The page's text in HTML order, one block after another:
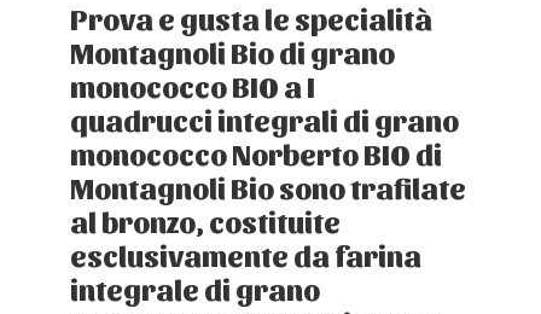
Prova e gusta le specialità
Montagnoli Bio di grano
monococco BIO a I
quadrucci integrali di grano
monococco Norberto BIO di
Montagnoli Bio sono trafilate
al bronzo, costituite
esclusivamente da farina
integrale di grano